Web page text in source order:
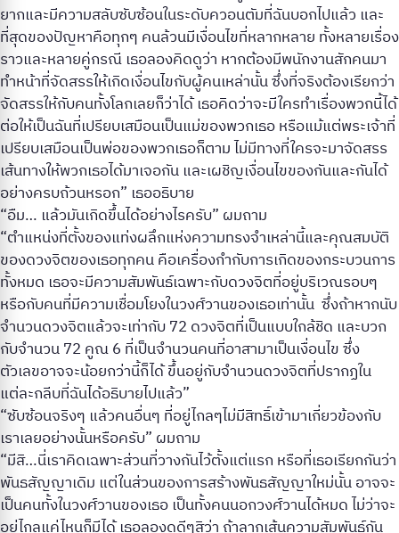
ยากและมีความสลับซับซ้อนในระดับควอนตัมที่ฉันบอกไปแล้ว และ
ที่สุดของปัญหาคือทุกๆ คนล้วนมีเงื่อนไขที่หลากหลาย ทั้งหลายเรื่อง
ราวและหลายคู่กรณี เธอลองคิดดูว่า หากต้องมีพนักงานสักคนมา
ทำหน้าที่จัดสรรให้เกิดเงื่อนไขกับผู้คนเหล่านั้น ซึ่งที่จริงต้องเรียกว่า
จัดสรรให้กับคนทั้งโลกเลยก็ว่าได้ เธอคิดว่าจะมีใครทำเรื่องพวกนี้ได้
ต่อให้เป็นฉันที่เปรียบเสมือนเป็นแม่ของพวกเธอ หรือแม้แต่พระเจ้าที่
เปรียบเสมือนเป็นพ่อของพวกเธอก็ตาม ไม่มีทางที่ใครจะมาจัดสรร
เส้นทางให้พวกเธอได้มาเจอกัน และเผชิญเงื่อนไขของกันและกันได้
อย่างครบถ้วนหรอก” เธออธิบาย
“อืม… แล้วมันเกิดขึ้นได้อย่างไรครับ” ผมถาม
“ตำแหน่งที่ตั้งของแท่งผลึกแห่งความทรงจำเหล่านี้และคุณสมบัติ
ของดวงจิตของเธอทุกคน คือเครื่องกำกับการเกิดของกระบวนการ
ทั้งหมด เธอจะมีความสัมพันธ์เฉพาะกับดวงจิตที่อยู่บริเวณรอบๆ
หรือกับคนที่มีความเชื่อมโยงในวงศ์วานของเธอเท่านั้น ซึ่งถ้าหากนับ
จำนวนดวงจิตแล้วจะเท่ากับ 72 ดวงจิตที่เป็นแบบใกล้ชิด และบวก
กับจำนวน 72 คูณ 6 ที่เป็นจำนวนคนที่อาสามาเป็นเงื่อนไข ซึ่ง
ตัวเลขอาจจะน้อยกว่านี้ก็ได้ ขึ้นอยู่กับจำนวนดวงจิตที่ปรากฏใน
แต่ละกลีบที่ฉันได้อธิบายไปแล้ว”
“ซับซ้อนจริงๆ แล้วคนอื่นๆ ที่อยู่ไกลๆไม่มีสิทธิ์เข้ามาเกี่ยวข้องกับ
เราเลยอย่างนั้นหรือครับ” ผมถาม
“มีสิ…นี่เราคิดเฉพาะส่วนที่วางกันไว้ตั้งแต่แรก หรือที่เธอเรียกกันว่า
พันธสัญญาเดิม แต่ในส่วนของการสร้างพันธสัญญาใหม่นั้น อาจจะ
เป็นคนทั้งในวงศ์วานของเธอ เป็นทั้งคนนอกวงศ์วานได้หมด ไม่ว่าจะ
อยู่ไกลแค่ไหนก็มีได้ เธอลองดูดีๆสิว่า ถ้าลากเส้นความสัมพันธ์กัน